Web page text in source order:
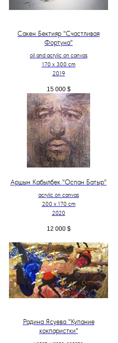
Сакен Бектияр "Счастливая
Фортуна"
oil and acrylic on canvas
170 x 300 cm
2019
15 000 $
Аршын Кабылбек "Оспан Батыр"
acrylic on canvas
200 x 170 cm
2020
12 000 $
Радина Ясуева "Купание
кокпаристки"